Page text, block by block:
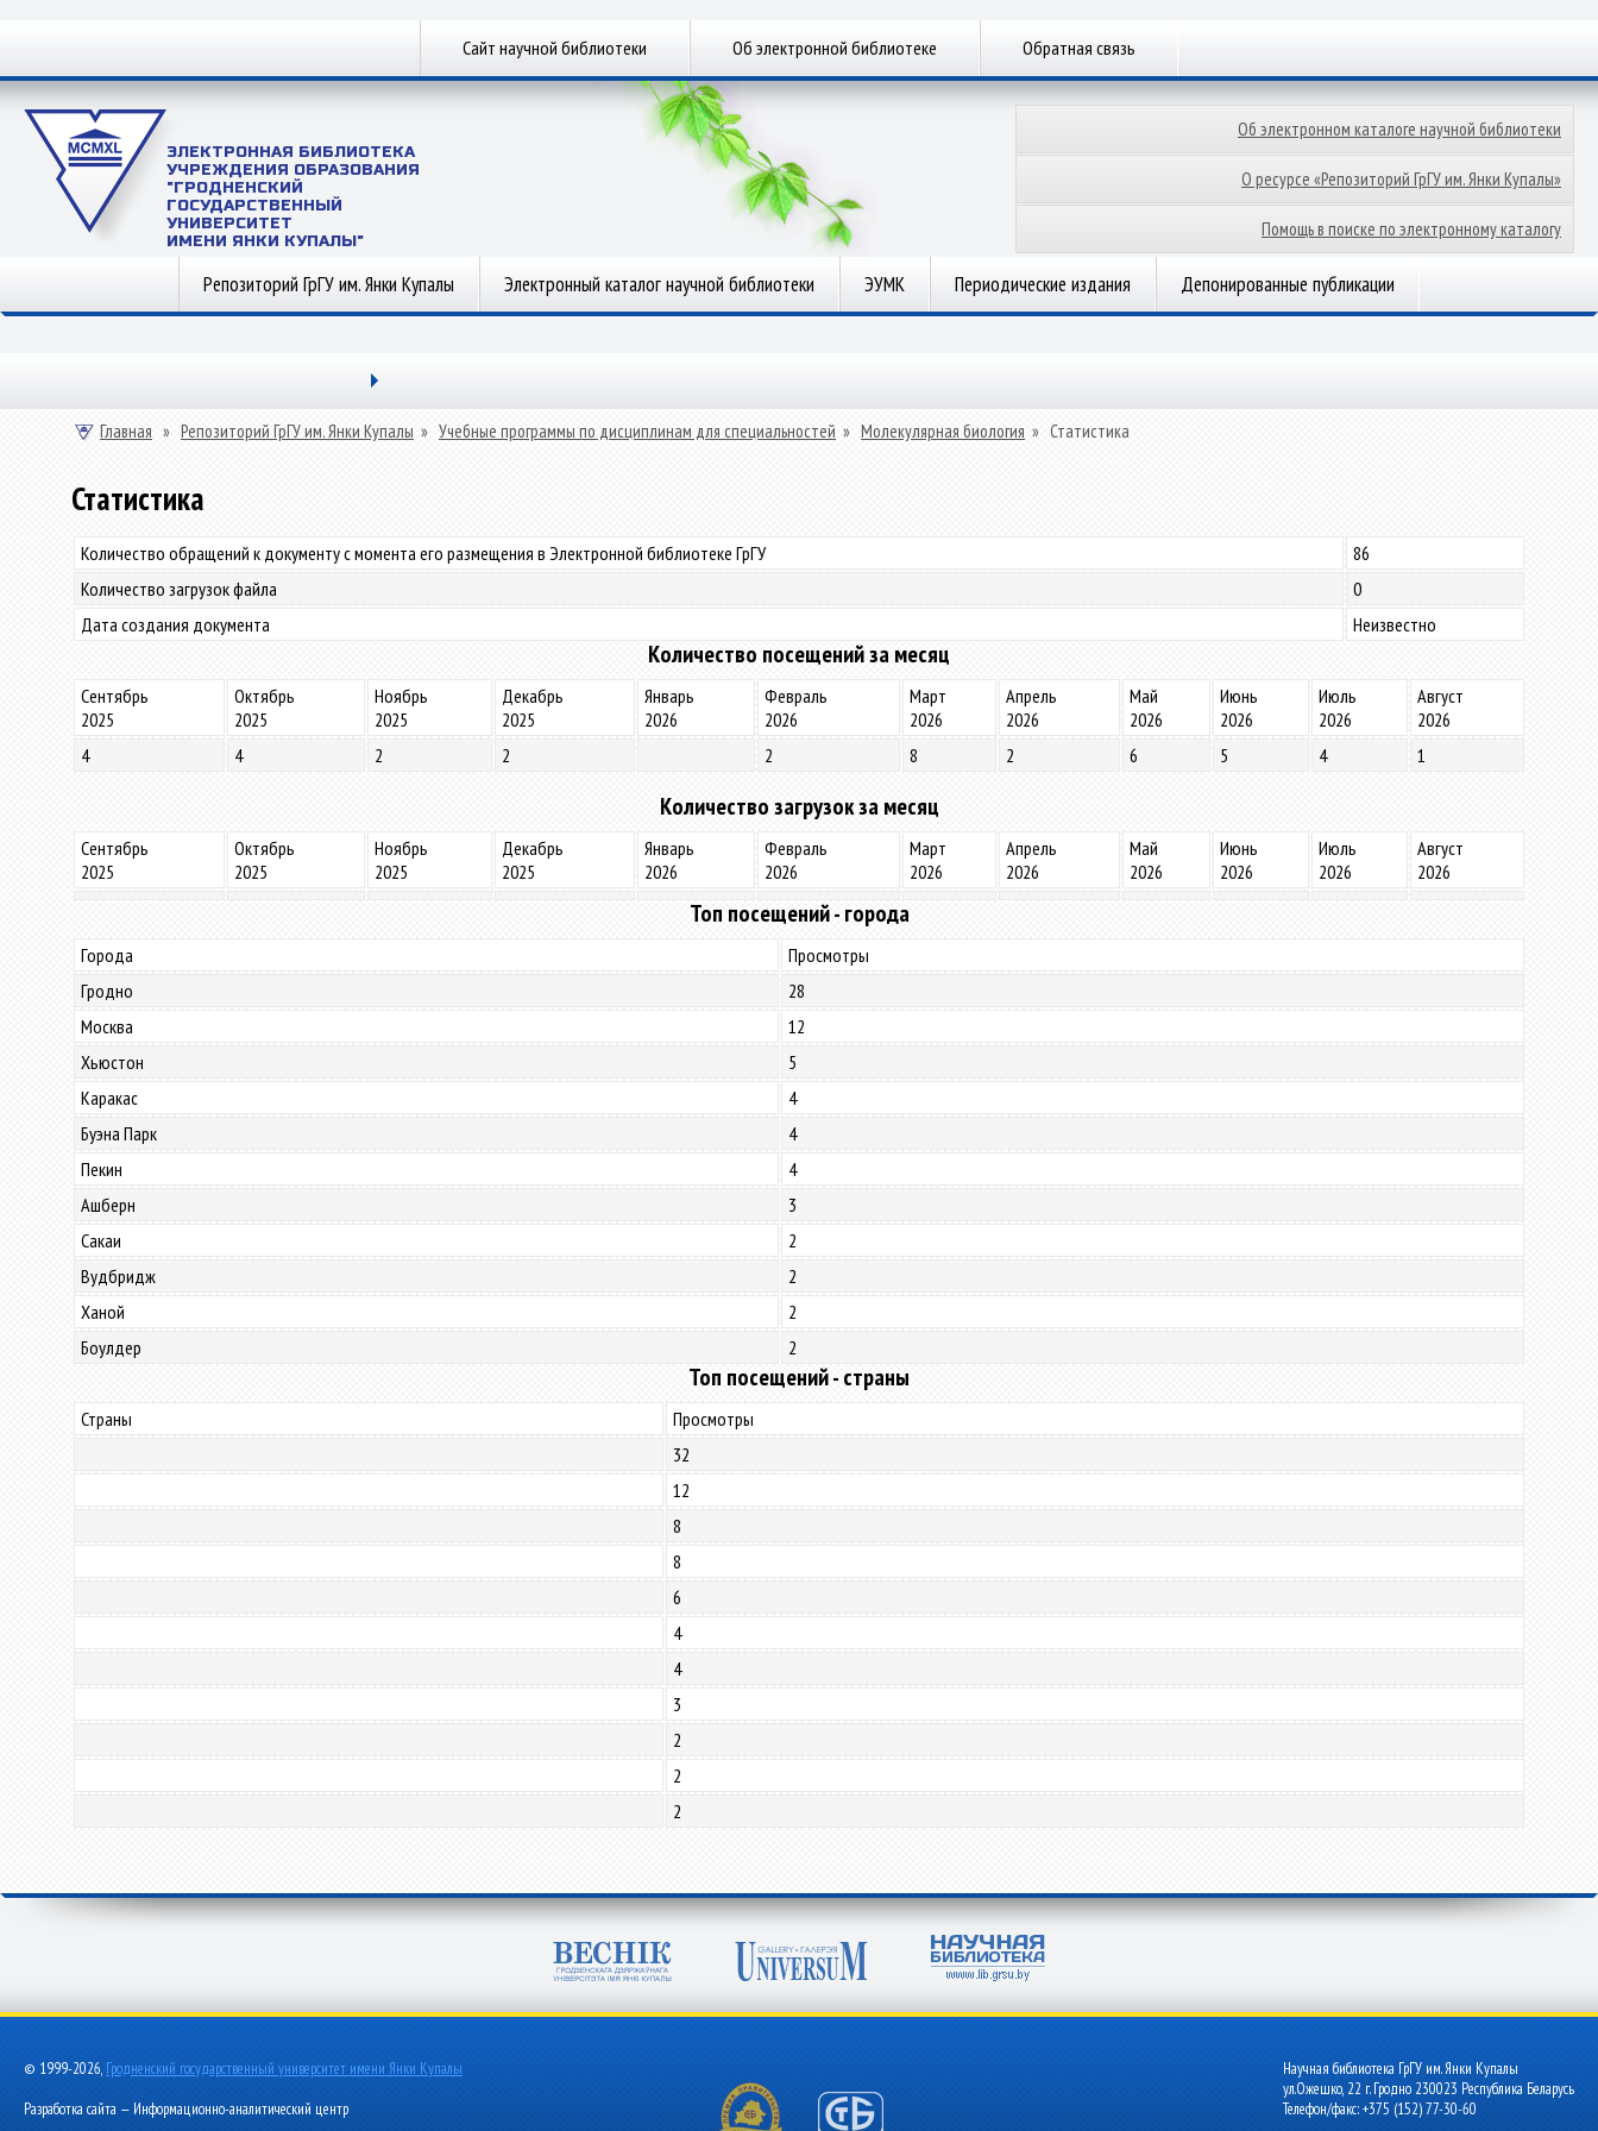
Сайт научной библиотеки Об электронной библиотеке Обратная связь
ЭЛЕКТРОННАЯ БИБЛИОТЕКА
УЧРЕЖДЕНИЯ ОБРАЗОВАНИЯ
"ГРОДНЕНСКИЙ
ГОСУДАРСТВЕННЫЙ
УНИВЕРСИТЕТ
ИМЕНИ ЯНКИ КУПАЛЫ"
Об электронном каталоге научной библиотеки
О ресурсе «Репозиторий ГрГУ им. Янки Купалы»
Помощь в поиске по электронному каталогу
Репозиторий ГрГУ им. Янки Купалы Электронный каталог научной библиотеки ЭУМК Периодические издания Депонированные публикации
Главная » Репозиторий ГрГУ им. Янки Купалы » Учебные программы по дисциплинам для специальностей » Молекулярная биология » Статистика
Статистика
Количество обращений к документу с момента его размещения в Электронной библиотеке ГрГУ
86
Количество загрузок файла
0
Дата создания документа
Неизвестно
Количество посещений за месяц
Сентябрь
2025
Октябрь
2025
Ноябрь
2025
Декабрь
2025
Январь
2026
Февраль
2026
Март
2026
Апрель
2026
Май
2026
Июнь
2026
Июль
2026
Август
2026
4
4 2 2 2 8 2 6 5 4 1
Количество загрузок за месяц
Сентябрь
2025
Октябрь
2025
Ноябрь
2025
Декабрь
2025
Январь
2026
Февраль
2026
Март
2026
Апрель
2026
Май
2026
Июнь
2026
Июль
2026
Август
2026
Топ посещений - города
Города
Просмотры
Гродно
28
Москва
12
Хьюстон
5
Каракас
4
Буэна Парк
4
Пекин
4
Ашберн
3
Сакаи
2
Вудбридж
2
Ханой
2
Боулдер
2
Топ посещений - страны
Страны
Просмотры
32
12
8
8
6
4
4
3
2
2
2
© 1999-2026, Гродненский государственный университет имени Янки Купалы
Разработка сайта — Информационно-аналитический центр
Научная библиотека ГрГУ им. Янки Купалы
ул.Ожешко, 22 г. Гродно 230023 Республика Беларусь
Телефон/факс: +375 (152) 77-30-60